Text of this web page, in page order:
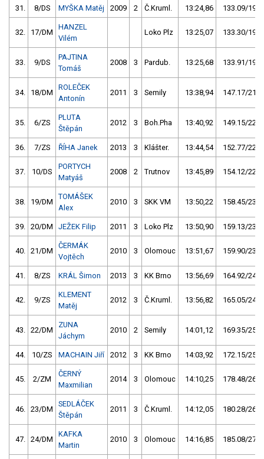
31. 8/DS MYŠKA Matěj 2009 2 Č.Kruml. 13:24,86 133.09/19,8
32. 17/DM
HANZEL
Vilém
Loko Plz 13:25,07 133.30/19,8
33. 9/DS
PAJTINA
Tomáš
2008 3 Pardub. 13:25,68 133.91/19,9
34. 18/DM
ROLEČEK
Antonín
2011 3 Semily 13:38,94 147.17/21,9
35. 6/ZS
PLUTA
Štěpán
2012 3 Boh.Pha 13:40,92 149.15/22,2
36. 7/ZS ŘÍHA Janek 2013 3 Klášter. 13:44,54 152.77/22,7
37. 10/DS
PORTYCH
Matyáš
2008 2 Trutnov 13:45,89 154.12/22,9
38. 19/DM
TOMÁŠEK
Alex
2010 3 SKK VM 13:50,22 158.45/23,6
39. 20/DM JEŽEK Filip 2011 3 Loko Plz 13:50,90 159.13/23,7
40. 21/DM
ČERMÁK
Vojtěch
2010 3 Olomouc 13:51,67 159.90/23,8
41. 8/ZS KRÁL Šimon 2013 3 KK Brno 13:56,69 164.92/24,6
42. 9/ZS
KLEMENT
Matěj
2012 3 Č.Kruml. 13:56,82 165.05/24,6
43. 22/DM
ZUNA
Jáchym
2010 2 Semily 14:01,12 169.35/25,2
44. 10/ZS MACHAIN Jiří 2012 3 KK Brno 14:03,92 172.15/25,6
45. 2/ZM
ČERNÝ
Maxmilian
2014 3 Olomouc 14:10,25 178.48/26,6
46. 23/DM
SEDLÁČEK
Štěpán
2011 3 Č.Kruml. 14:12,05 180.28/26,8
47. 24/DM
KAFKA
Martin
2010 3 Olomouc 14:16,85 185.08/27,6